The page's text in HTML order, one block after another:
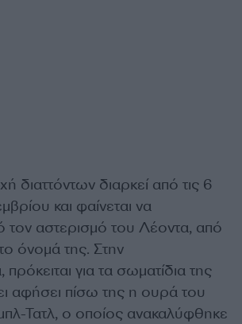
διαττόντων διαρκεί από τις 6
και φαίνεται να
τον αστερισμό του Λέοντα, από
όνομά της. Στην
πρόκειται για τα σωματίδια της
αφήσει πίσω της η ουρά του
Τατλ, ο οποίος ανακαλύφθηκε